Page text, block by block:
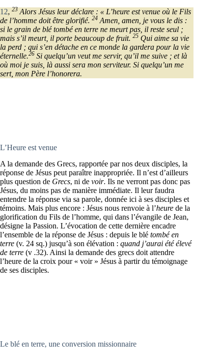
12, 23 Alors Jésus leur déclare : « L’heure est venue où le Fils
de l’homme doit être glorifié. 24 Amen, amen, je vous le dis :
si le grain de blé tombé en terre ne meurt pas, il reste seul ;
mais s’il meurt, il porte beaucoup de fruit. 25 Qui aime sa vie
la perd ; qui s’en détache en ce monde la gardera pour la vie
éternelle.26 Si quelqu’un veut me servir, qu’il me suive ; et là
où moi je suis, là aussi sera mon serviteur. Si quelqu’un me
sert, mon Père l’honorera.
L’Heure est venue
A la demande des Grecs, rapportée par nos deux disciples, la
réponse de Jésus peut paraître inappropriée. Il n’est d’ailleurs
plus question de Grecs, ni de voir. Ils ne verront pas donc pas
Jésus, du moins pas de manière immédiate. Il leur faudra
entendre la réponse via sa parole, donnée ici à ses disciples et
témoins. Mais plus encore : Jésus nous renvoie à l’heure de la
glorification du Fils de l’homme, qui dans l’évangile de Jean,
désigne la Passion. L’évocation de cette dernière encadre
l’ensemble de la réponse de Jésus : depuis le blé tombé en
terre (v. 24 sq.) jusqu’à son élévation : quand j’aurai été élevé
de terre (v .32). Ainsi la demande des grecs doit attendre
l’heure de la croix pour « voir » Jésus à partir du témoignage
de ses disciples.
Le blé en terre, une conversion missionnaire